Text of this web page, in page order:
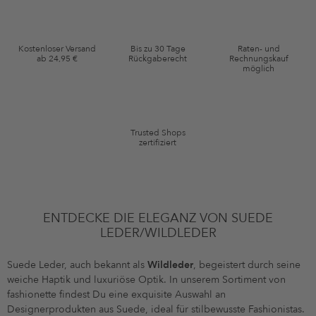
Gutscheinkonditionen
*Gutschein ab Anmeldung 60 Tage einmalig anwendbar. Nicht gültig auf
Kostenloser Versand
ab 24,95 €
Bis zu 30 Tage
Rückgaberecht
Raten- und
Rechnungskauf
möglich
Trusted Shops
zertifiziert
ENTDECKE DIE ELEGANZ VON SUEDE
LEDER/WILDLEDER
Suede Leder, auch bekannt als Wildleder, begeistert durch seine
weiche Haptik und luxuriöse Optik. In unserem Sortiment von
fashionette findest Du eine exquisite Auswahl an
Designerprodukten aus Suede, ideal für stilbewusste Fashionistas.